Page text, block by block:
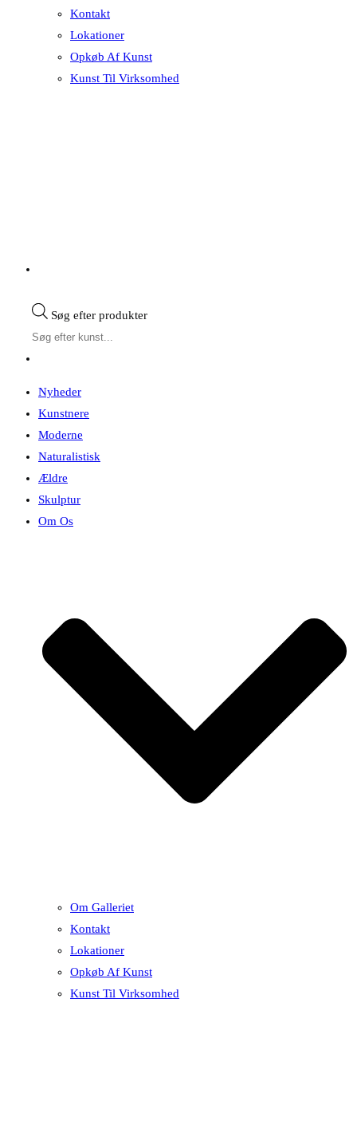
Kontakt
Lokationer
Opkøb Af Kunst
Kunst Til Virksomhed
Søg efter produkter
Nyheder
Kunstnere
Moderne
Naturalistisk
Ældre
Skulptur
Om Os
Om Galleriet
Kontakt
Lokationer
Opkøb Af Kunst
Kunst Til Virksomhed